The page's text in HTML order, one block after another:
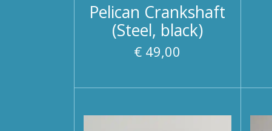
Pelican Crankshaft
(Steel, black)
€ 49,00